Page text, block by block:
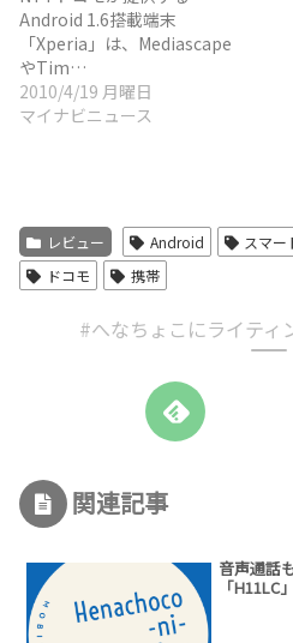
Android 1.6搭載端末
「Xperia」は、Mediascape
やTim…
2010/4/19 月曜日
マイナビニュース
レビュー Android スマー
ドコモ
携帯
#へなちょこにライティ
関連記事
音声通話
「H11LC」